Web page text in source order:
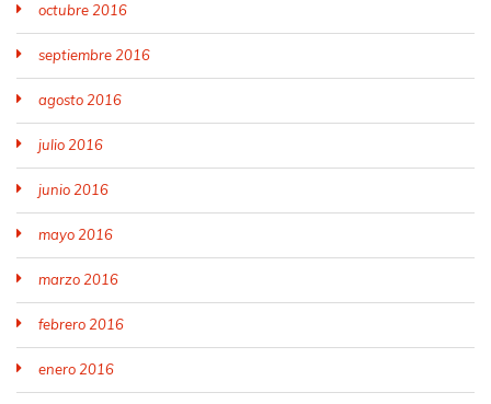
octubre 2016
septiembre 2016
agosto 2016
julio 2016
junio 2016
mayo 2016
marzo 2016
febrero 2016
enero 2016